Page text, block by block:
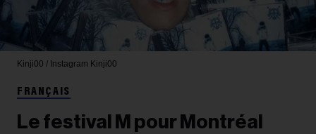
Kinji00 / Instagram Kinji00
FRANÇAIS
Le festival M pour Montréal